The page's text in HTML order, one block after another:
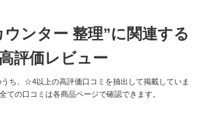
ンター 整理”に関連する
高評価レビュー
ち、☆4以上の高評価口コミを抽出して掲載していま
ての口コミは各商品ページで確認できます。